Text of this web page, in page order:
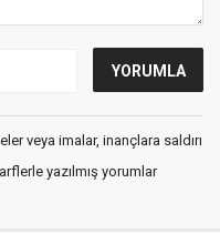
veya imalar, inançlara saldırı
yazılmış yorumlar